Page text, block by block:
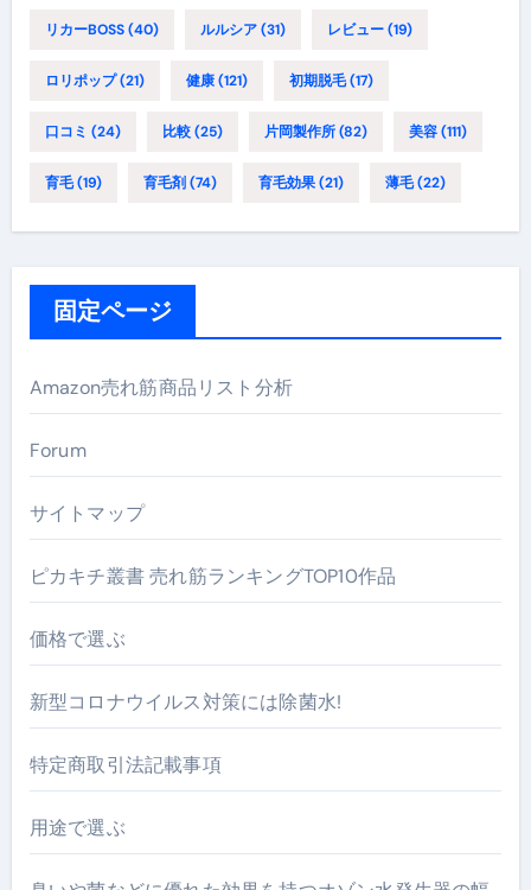
リカーBOSS(40) ルルシア(31) レビュー(19)
ロリポップ(21) 健康(121) 初期脱毛(17)
口コミ (24) 比較(25) 片岡製作所(82) 美容(111)
育毛(19) 育毛剤 (74) 育毛効果(21) 薄毛(22)
固定ページ
Amazon売れ筋商品リスト分析
Forum
サイトマップ
ピカキチ叢書 売れ筋ランキングTOP10作品
価格で選ぶ
新型コロナウイルス対策には除菌水!
特定商取引法記載事項
用途で選ぶ